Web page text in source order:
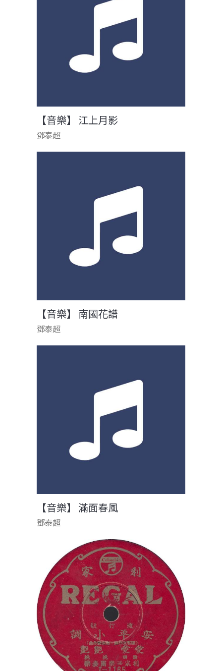
【音樂】 江上月影
鄧泰超
【音樂】 南國花譜
鄧泰超
【音樂】 滿面春風
鄧泰超